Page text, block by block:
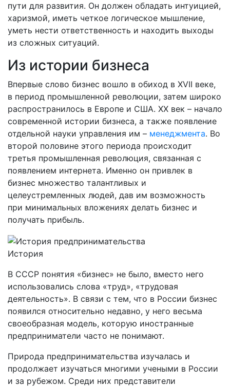
пути для развития. Он должен обладать интуицией,
харизмой, иметь четкое логическое мышление,
уметь нести ответственность и находить выходы
из сложных ситуаций.
Из истории бизнеса
Впервые слово бизнес вошло в обиход в XVII веке,
в период промышленной революции, затем широко
распространилось в Европе и США. XX век – начало
современной истории бизнеса, а также появление
отдельной науки управления им – менеджмента. Во
второй половине этого периода происходит
третья промышленная революция, связанная с
появлением интернета. Именно он привлек в
бизнес множество талантливых и
целеустремленных людей, дав им возможность
при минимальных вложениях делать бизнес и
получать прибыль.
История
В СССР понятия «бизнес» не было, вместо него
использовались слова «труд», «трудовая
деятельность». В связи с тем, что в России бизнес
появился относительно недавно, у него весьма
своеобразная модель, которую иностранные
предприниматели часто не понимают.
Природа предпринимательства изучалась и
продолжает изучаться многими учеными в России
и за рубежом. Среди них представители